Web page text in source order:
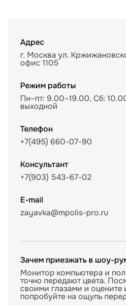
Адрес
г. Москва ул.
офис 1105
Режим работы
Пн–пт: 9.00–19.00, Сб:
выходной
Телефон
+7(495) 660-07-90
Консультант
+7(903) 543-67-02
E-mail
zayavka@mpolis-pro.ru
Зачем приезжать в шоу-
Монитор компьютера и
точно передают цвета.
своими глазами и оцените
попробуйте на ощупь